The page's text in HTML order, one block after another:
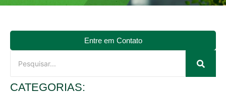
Entre em Contato
CATEGORIAS: